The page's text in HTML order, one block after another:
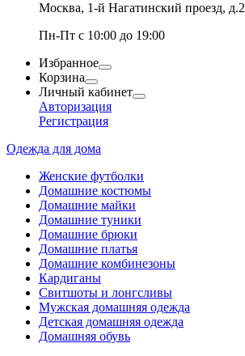
Москва, 1-й Нагатинский проезд, д.2
Пн-Пт с 10:00 до 19:00
Избранное
Корзина
Личный кабинет
Авторизация
Регистрация
Одежда для дома
Женские футболки
Домашние костюмы
Домашние майки
Домашние туники
Домашние брюки
Домашние платья
Домашние комбинезоны
Кардиганы
Свитшоты и лонгсливы
Мужская домашняя одежда
Детская домашняя одежда
Домашняя обувь